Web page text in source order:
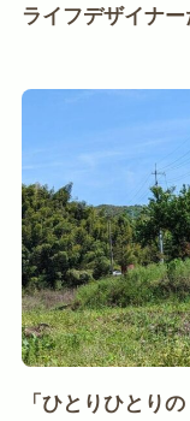
ライフデザイナー
「ひとりひとり